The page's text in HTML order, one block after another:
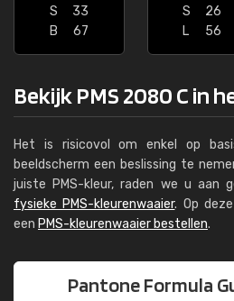
S
33
B
67
S
26
L
56
Bekijk PMS 2080 C in
Het is risicovol om enkel op
beeldscherm een beslissing te
juiste PMS-kleur, raden we u aan
fysieke PMS-kleurenwaaier. Op
een PMS-kleurenwaaier bestellen.
Pantone Formula